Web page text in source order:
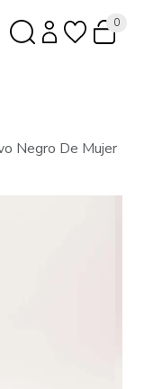
0
Negro De Mujer